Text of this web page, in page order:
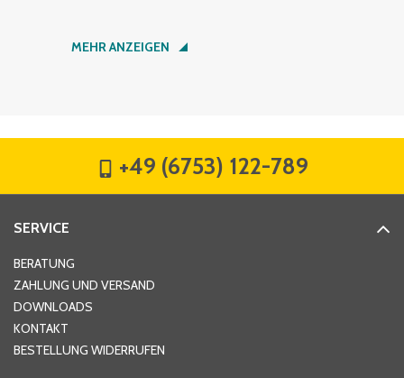
Nachname*
Hausnummer
MEHR ANZEIGEN
+49 (6753) 122-789
SERVICE
BERATUNG
ZAHLUNG UND VERSAND
DOWNLOADS
KONTAKT
BESTELLUNG WIDERRUFEN